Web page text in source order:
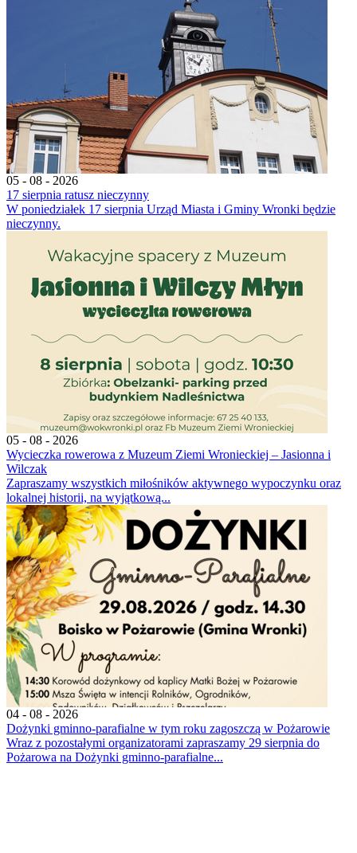
05 - 08 - 2026
17 sierpnia ratusz nieczynny
W poniedziałek 17 sierpnia Urząd Miasta i Gminy Wronki będzie
nieczynny.
05 - 08 - 2026
Wycieczka rowerowa z Muzeum Ziemi Wronieckiej – Jasionna i
Wilczak
Zapraszamy wszystkich miłośników aktywnego wypoczynku oraz
lokalnej historii, na wyjątkową...
04 - 08 - 2026
Dożynki gminno-parafialne w tym roku zagoszczą w Pożarowie
Wraz z pozostałymi organizatorami zapraszamy 29 sierpnia do
Pożarowa na Dożynki gminno-parafialne...